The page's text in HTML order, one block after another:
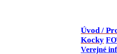
Úvod /
Kocky
Verejné